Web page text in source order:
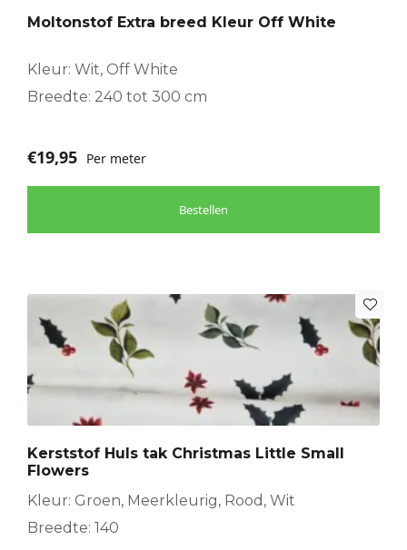
Moltonstof Extra breed Kleur Off White
Kleur: Wit, Off White
Breedte: 240 tot 300 cm
€19,95 Per meter
Bestellen
Kerststof Huls tak Christmas Little Small
Flowers
Kleur: Groen, Meerkleurig, Rood, Wit
Breedte: 140